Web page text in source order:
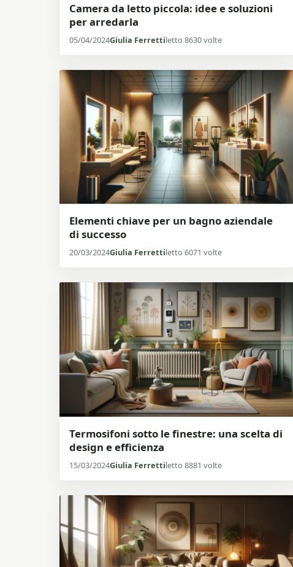
Camera da letto piccola: idee e soluzioni
per arredarla
05/04/2024Giulia Ferrettiletto 8630 volte
Elementi chiave per un bagno aziendale
di successo
20/03/2024Giulia Ferrettiletto 6071 volte
Termosifoni sotto le finestre: una scelta di
design e efficienza
15/03/2024Giulia Ferrettiletto 8881 volte